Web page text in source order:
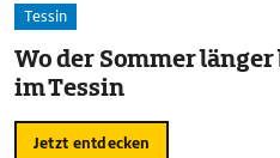
Tessin
Wo der Sommer
im Tessin
Jetzt entdecken